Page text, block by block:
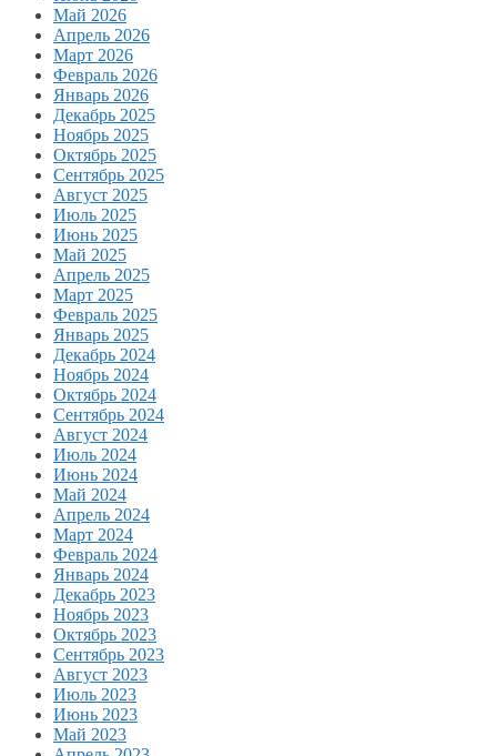
Май 2026
Апрель 2026
Март 2026
Февраль 2026
Январь 2026
Декабрь 2025
Ноябрь 2025
Октябрь 2025
Сентябрь 2025
Август 2025
Июль 2025
Июнь 2025
Май 2025
Апрель 2025
Март 2025
Февраль 2025
Январь 2025
Декабрь 2024
Ноябрь 2024
Октябрь 2024
Сентябрь 2024
Август 2024
Июль 2024
Июнь 2024
Май 2024
Апрель 2024
Март 2024
Февраль 2024
Январь 2024
Декабрь 2023
Ноябрь 2023
Октябрь 2023
Сентябрь 2023
Август 2023
Июль 2023
Июнь 2023
Май 2023